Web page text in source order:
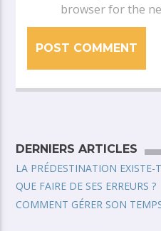
browser for the
DERNIERS ARTICLES
LA PRÉDESTINATION EXISTE-
QUE FAIRE DE SES ERREURS ?
COMMENT GÉRER SON